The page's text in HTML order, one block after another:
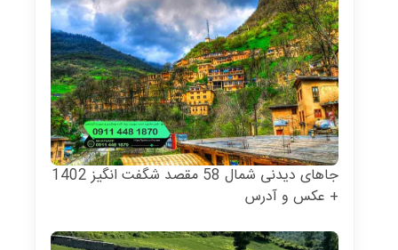
جاهای دیدنی شمال 58 مقصد شگفت انگیز 1402
+ عکس و آدرس